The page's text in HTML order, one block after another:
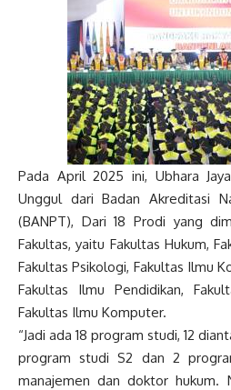
Pada April 2025 ini, Ubhara
Unggul dari Badan Akreditasi
(BANPT), Dari 18 Prodi yang
Fakultas, yaitu Fakultas Hukum,
Fakultas Psikologi, Fakultas Ilmu
Fakultas Ilmu Pendidikan,
Fakultas Ilmu Komputer.
“Jadi ada 18 program studi, 12
program studi S2 dan 2
manajemen dan doktor hukum.